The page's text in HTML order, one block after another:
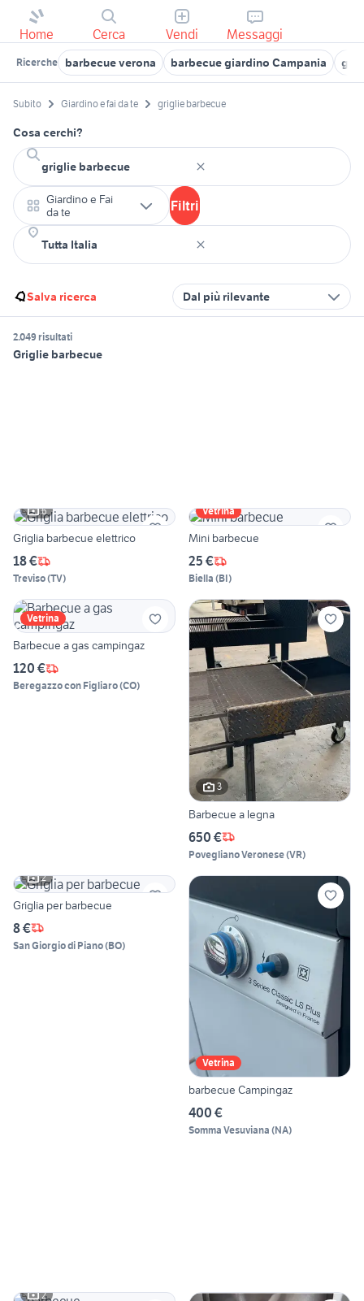
Home Cerca Vendi Messaggi
Ricerche barbecue verona barbecue giardino Campania
Subito Giardino e fai da te griglie barbecue
Cosa cerchi?
Giardino e Fai
da te
Filtri
Salva ricerca Dal più rilevante
2.049 risultati
Griglie barbecue
6
Griglia barbecue elettrico
18 €
Treviso(TV)
Vetrina
Mini barbecue
25 €
Biella (BI)
Vetrina
Barbecue a gas campingaz
120 €
Beregazzo con Figliaro(CO)
3
Barbecue a legna
650 €
Povegliano Veronese(VR)
2
Griglia per barbecue
8 €
San Giorgio di Piano(BO)
Vetrina
barbecue Campingaz
400 €
Somma Vesuviana (NA)
2